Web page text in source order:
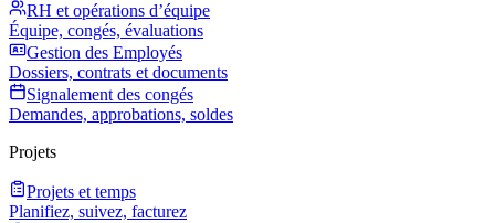
RH et opérations d’équipe
Équipe, congés, évaluations
Gestion des Employés
Dossiers, contrats et documents
Signalement des congés
Demandes, approbations, soldes
Projets
Projets et temps
Planifiez, suivez, facturez